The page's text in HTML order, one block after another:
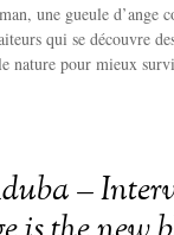
une gueule d’ange
qui se découvre
nature pour mieux
–